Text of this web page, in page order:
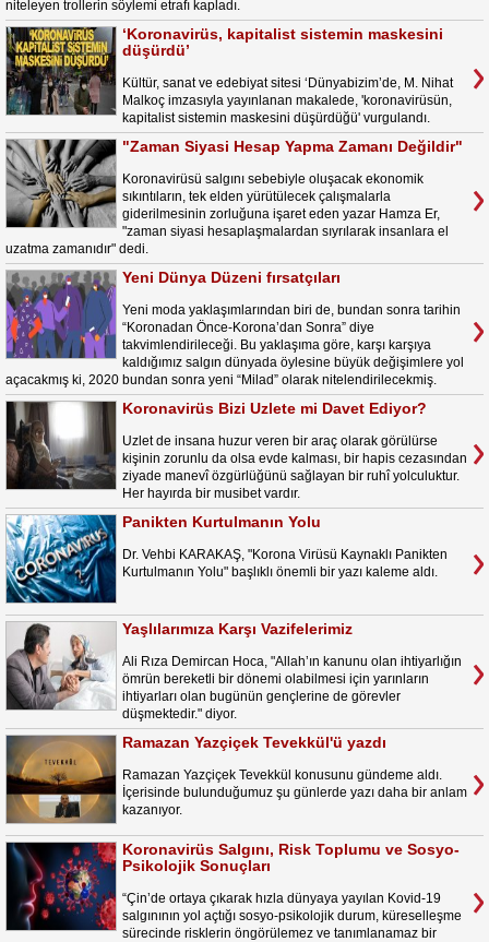
niteleyen trollerin söylemi etrafı kapladı.
‘Koronavirüs, kapitalist sistemin maskesini
düşürdü’
Kültür, sanat ve edebiyat sitesi ‘Dünyabizim’de, M. Nihat
Malkoç imzasıyla yayınlanan makalede, 'koronavirüsün,
kapitalist sistemin maskesini düşürdüğü' vurgulandı.
"Zaman Siyasi Hesap Yapma Zamanı Değildir"
Koronavirüsü salgını sebebiyle oluşacak ekonomik
sıkıntıların, tek elden yürütülecek çalışmalarla
giderilmesinin zorluğuna işaret eden yazar Hamza Er,
"zaman siyasi hesaplaşmalardan sıyrılarak insanlara el
uzatma zamanıdır" dedi.
Yeni Dünya Düzeni fırsatçıları
Yeni moda yaklaşımlarından biri de, bundan sonra tarihin
“Koronadan Önce-Korona’dan Sonra” diye
takvimlendirileceği. Bu yaklaşıma göre, karşı karşıya
kaldığımız salgın dünyada öylesine büyük değişimlere yol
açacakmış ki, 2020 bundan sonra yeni “Milad” olarak nitelendirilecekmiş.
Koronavirüs Bizi Uzlete mi Davet Ediyor?
Uzlet de insana huzur veren bir araç olarak görülürse
kişinin zorunlu da olsa evde kalması, bir hapis cezasından
ziyade manevî özgürlüğünü sağlayan bir ruhî yolculuktur.
Her hayırda bir musibet vardır.
Panikten Kurtulmanın Yolu
Dr. Vehbi KARAKAŞ, "Korona Virüsü Kaynaklı Panikten
Kurtulmanın Yolu" başlıklı önemli bir yazı kaleme aldı.
Yaşlılarımıza Karşı Vazifelerimiz
Ali Rıza Demircan Hoca, "Allah’ın kanunu olan ihtiyarlığın
ömrün bereketli bir dönemi olabilmesi için yarınların
ihtiyarları olan bugünün gençlerine de görevler
düşmektedir." diyor.
Ramazan Yazçiçek Tevekkül'ü yazdı
Ramazan Yazçiçek Tevekkül konusunu gündeme aldı.
İçerisinde bulunduğumuz şu günlerde yazı daha bir anlam
kazanıyor.
Koronavirüs Salgını, Risk Toplumu ve Sosyo-
Psikolojik Sonuçları
“Çin’de ortaya çıkarak hızla dünyaya yayılan Kovid-19
salgınının yol açtığı sosyo-psikolojik durum, küreselleşme
sürecinde risklerin öngörülemez ve tanımlanamaz bir